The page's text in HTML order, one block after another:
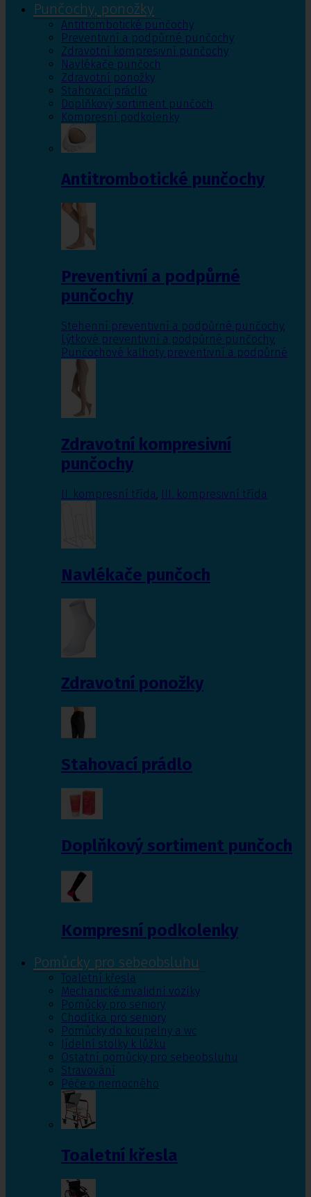
Punčochy, ponožky
Antitrombotické punčochy
Preventivní a podpůrné punčochy
Zdravotní kompresivní punčochy
Navlékače punčoch
Zdravotní ponožky
Stahovací prádlo
Doplňkový sortiment punčoch
Kompresní podkolenky
Antitrombotické punčochy
Preventivní a podpůrné
punčochy
Stehenní preventivní a podpůrné punčochy,
Lýtkové preventivní a podpůrné punčochy,
Punčochové kalhoty preventivní a podpůrné
Zdravotní kompresivní
punčochy
II. kompresní třída III. kompresivní třída
Navlékače punčoch
Zdravotní ponožky
Stahovací prádlo
Doplňkový sortiment punčoch
Kompresní podkolenky
Pomůcky pro sebeobsluhu
Toaletní křesla
Mechanické invalidní vozíky
Pomůcky pro seniory
Chodítka pro seniory
Pomůcky do koupelny a wc
Jídelní stolky k lůžku
Ostatní pomůcky pro sebeobsluhu
Stravování
Péče o nemocného
Toaletní křesla